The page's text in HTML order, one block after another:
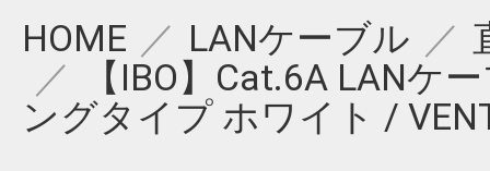
HOME LANケーブル
【IBO】Cat.6A LANケ
ングタイプ ホワイト /